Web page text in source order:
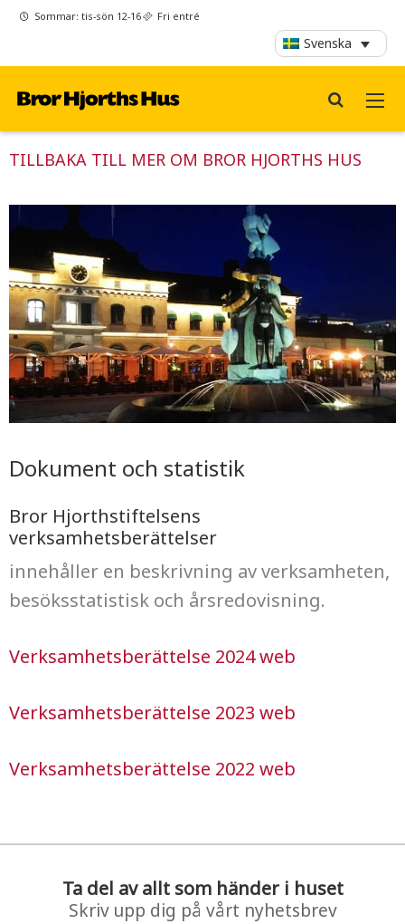
Sommar: tis-sön 12-16 Fri entré
Svenska
TILLBAKA TILL MER OM BROR HJORTHS HUS
Dokument och statistik
Bror Hjorthstiftelsens
verksamhetsberättelser
innehåller en beskrivning av verksamheten,
besöksstatistisk och årsredovisning.
Verksamhetsberättelse 2024 web
Verksamhetsberättelse 2023 web
Verksamhetsberättelse 2022 web
Ta del av allt som händer i huset
Skriv upp dig på vårt nyhetsbrev